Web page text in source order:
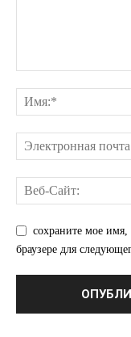
О нас
Связаться с нами
Политика
Отказ от
сохраните мое имя,
браузере для